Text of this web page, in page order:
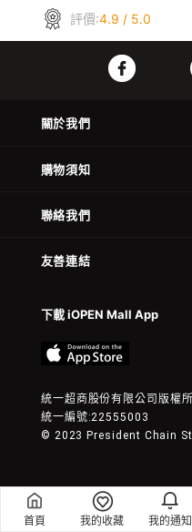
首頁 我的收藏 我的通知
評價:4.9 / 5.0
關於我們
購物須知
聯絡我們
友善連結
下載 iOPEN Mall App
統一超商股份有限公司版權
統一編號:22555003
© 2023 President Chain